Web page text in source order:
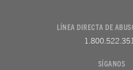
LÍNEA DIRECTA DE
SÍGANOS